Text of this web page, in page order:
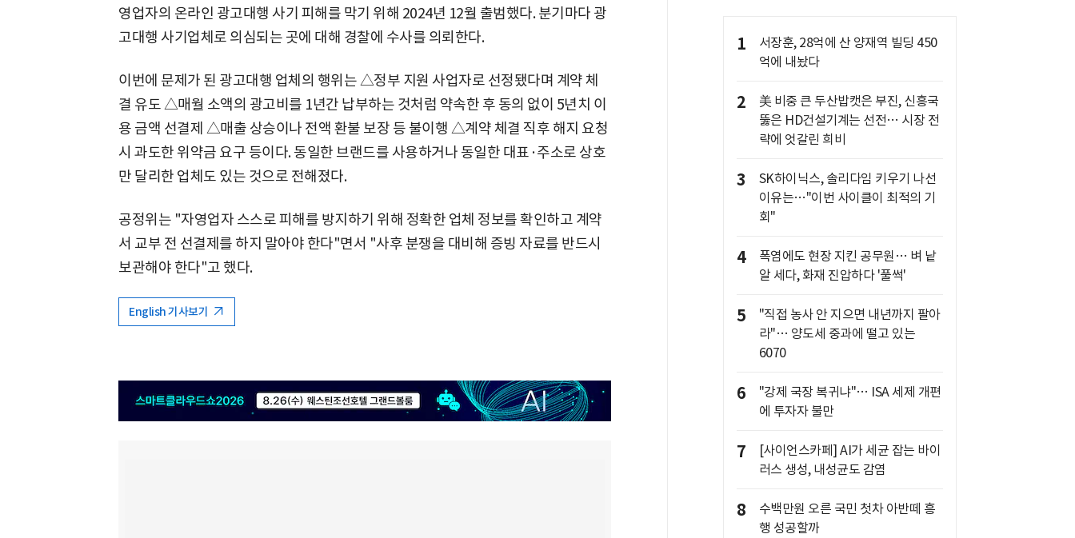
영업자의 온라인 광고대행 사기 피해를 막기 위해 2024년 12월 출범했다. 분기마다 광
고대행 사기업체로 의심되는 곳에 대해 경찰에 수사를 의뢰한다.
이번에 문제가 된 광고대행 업체의 행위는 △정부 지원 사업자로 선정됐다며 계약 체
결 유도 △매월 소액의 광고비를 1년간 납부하는 것처럼 약속한 후 동의 없이 5년치 이
용 금액 선결제 △매출 상승이나 전액 환불 보장 등 불이행 △계약 체결 직후 해지 요청
시 과도한 위약금 요구 등이다. 동일한 브랜드를 사용하거나 동일한 대표·주소로 상호
만 달리한 업체도 있는 것으로 전해졌다.
공정위는 "자영업자 스스로 피해를 방지하기 위해 정확한 업체 정보를 확인하고 계약
서 교부 전 선결제를 하지 말아야 한다"면서 "사후 분쟁을 대비해 증빙 자료를 반드시
보관해야 한다"고 했다.
English 기사보기
1
서장훈, 28억에 산 양재역 빌딩 450
억에 내놨다
2
美 비중 큰 두산밥캣은 부진, 신흥국
뚫은 HD건설기계는 선전… 시장 전
략에 엇갈린 희비
3
SK하이닉스, 솔리다임 키우기 나선
이유는…"이번 사이클이 최적의 기
회"
4
폭염에도 현장 지킨 공무원… 벼 낱
알 세다, 화재 진압하다 '풀썩'
5
"직접 농사 안 지으면 내년까지 팔아
라"… 양도세 중과에 떨고 있는
6070
6
"강제 국장 복귀냐"… ISA 세제 개편
에 투자자 불만
7
[사이언스카페] AI가 세균 잡는 바이
러스 생성, 내성균도 감염
8
수백만원 오른 국민 첫차 아반떼 흥
행 성공할까